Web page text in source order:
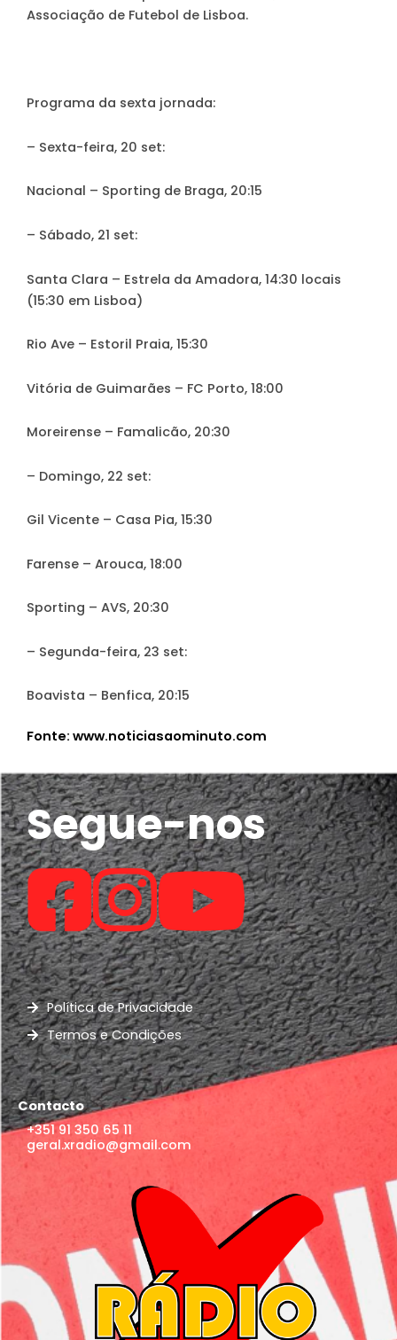
Associação de Futebol de Lisboa.
Programa da sexta jornada:
– Sexta-feira, 20 set:
Nacional – Sporting de Braga, 20:15
– Sábado, 21 set:
Santa Clara – Estrela da Amadora, 14:30 locais
(15:30 em Lisboa)
Rio Ave – Estoril Praia, 15:30
Vitória de Guimarães – FC Porto, 18:00
Moreirense – Famalicão, 20:30
– Domingo, 22 set:
Gil Vicente – Casa Pia, 15:30
Farense – Arouca, 18:00
Sporting – AVS, 20:30
– Segunda-feira, 23 set:
Boavista – Benfica, 20:15
Fonte: www.noticiasaominuto.com
Segue-nos
Política de Privacidade
Termos e Condições
Contacto
+351 91 350 65 11
geral.xradio@gmail.com